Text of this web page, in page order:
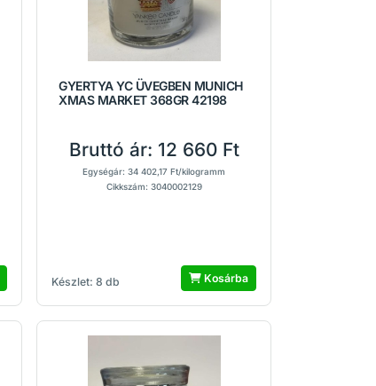
GYERTYA YC ÜVEGBEN MUNICH
XMAS MARKET 368GR 42198
Készlet: 8 db
Bruttó ár: 12 660 Ft
Egységár: 34 402,17 Ft/kilogramm
Cikkszám: 3040002129
Kosárba